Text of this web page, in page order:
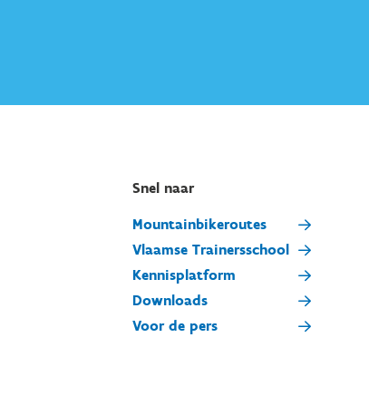
Snel naar
Mountainbikeroutes
Vlaamse Trainersschool
Kennisplatform
Downloads
Voor de pers